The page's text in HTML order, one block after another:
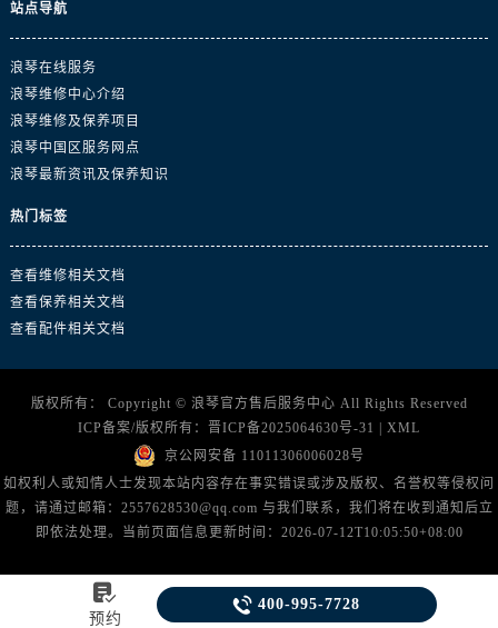
澳门省路氹城市金光大道浪琴售后服务中心（需提前预约）
澳门特别行政区望德堂区塔石广场浪琴售后服务中心（需提前预约）
福建省厦门市思明区湖滨东路95号万象城华润大厦B座11层1104室浪琴售后服务中心（需提前预约）
站点导航
浪琴在线服务
浪琴维修中心介绍
浪琴维修及保养项目
浪琴中国区服务网点
浪琴最新资讯及保养知识
热门标签
查看维修相关文档
查看保养相关文档
查看配件相关文档
版权所有： Copyright © 浪琴官方售后服务中心 All Rights Reserved
ICP备案/版权所有： 晋ICP备2025064630号-31
XML
京公网安备 11011306006028号
如权利人或知情人士发现本站内容存在事实错误或涉及版权、名誉权等侵权问
题，请通过邮箱：2557628530@qq.com 与我们联系，我们将在收到通知后立
即依法处理。当前页面信息更新时间：2026-07-12T10:05:50+08:00

预约
 400-995-7728